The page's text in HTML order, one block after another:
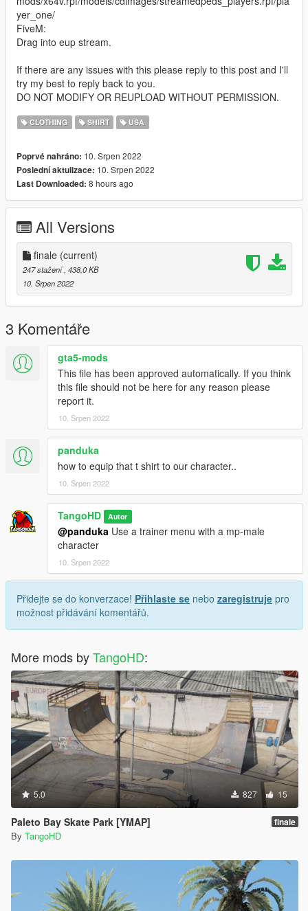
yer_one/
FiveM:
Drag into eup stream.
If there are any issues with this please reply to this post and I'll
try my best to reply back to you.
DO NOT MODIFY OR REUPLOAD WITHOUT PERMISSION.
CLOTHING SHIRT USA
Poprvé nahráno: 10. Srpen 2022
Poslední aktulizace: 10. Srpen 2022
Last Downloaded: 8 hours ago
All Versions
finale (current)
247 stažení, 438,0 KB
10. Srpen 2022
3 Komentáře
gta5-mods
This file has been approved automatically. If you think
this file should not be here for any reason please
report it.
10. Srpen 2022
panduka
how to equip that t shirt to our character..
10. Srpen 2022
TangoHD Autor
@panduka Use a trainer menu with a mp-male
character
10. Srpen 2022
Přidejte se do konverzace! Přihlaste se nebo zaregistruje pro
možnost přidávání komentářů.
More mods byTangoHD:
5.0 827 15
Paleto Bay Skate Park [YMAP] finale
By TangoHD